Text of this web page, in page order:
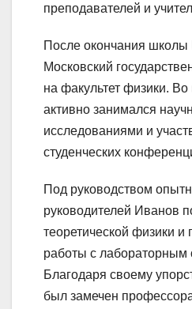
преподавателей и
После окончания школы
Московский
на факультет физики.
активно занимался
исследованиями и
студенческих
Под руководством
руководителей Иванов
теоретической физики и
работы с лабораторным
Благодаря своему
был замечен